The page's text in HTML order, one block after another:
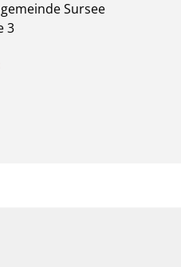
Sursee
3
wird in einem neuen